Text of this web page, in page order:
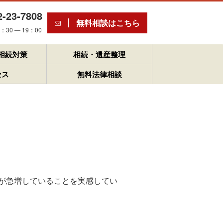
23-7808
30 ― 19：00
無料相談はこちら
続対策
相続・遺産整理
無料法律相談
急増していることを実感してい